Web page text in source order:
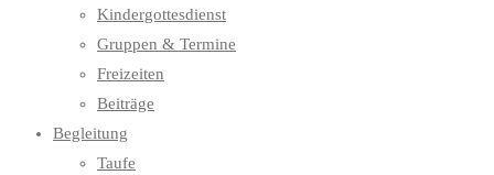
Kindergottesdienst
Gruppen & Termine
Freizeiten
Beiträge
Begleitung
Taufe